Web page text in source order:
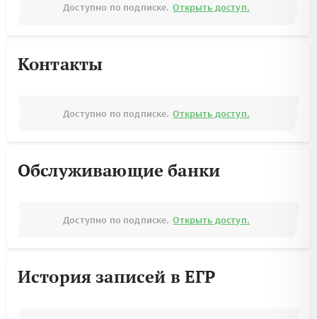
Доступно по подписке. Открыть доступ.
Контакты
Доступно по подписке. Открыть доступ.
Обслуживающие банки
Доступно по подписке. Открыть доступ.
История записей в ЕГР